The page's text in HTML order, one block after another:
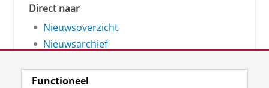
Direct naar
Nieuwsoverzicht
Nieuwsarchief
Functioneel